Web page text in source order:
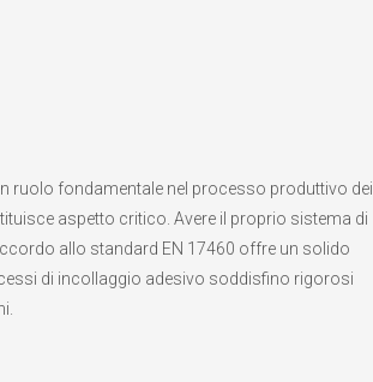
ruolo fondamentale nel processo produttivo dei
aspetto critico. Avere il proprio sistema di
allo standard EN 17460 offre un solido
di incollaggio adesivo soddisfino rigorosi